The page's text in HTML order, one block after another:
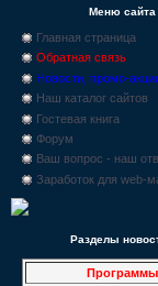
Меню сайта
Главная страница
Обратная связь
Новости, промо-
Наш каталог сайтов
Гостевая книга
Форум
Ваш вопрос - наш
Заработок для web-
Разделы
Программы